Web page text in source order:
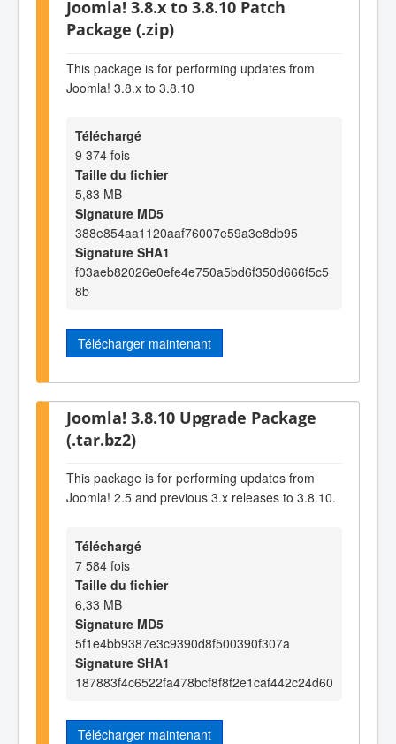
Joomla! 3.8.x to 3.8.10 Patch
Package (.zip)
This package is for performing updates from
Joomla! 3.8.x to 3.8.10
Téléchargé
9 374 fois
Taille du fichier
5,83 MB
Signature MD5
388e854aa1120aaf76007e59a3e8db95
Signature SHA1
f03aeb82026e0efe4e750a5bd6f350d666f5c5
8b
Télécharger maintenant
Joomla! 3.8.10 Upgrade Package
(.tar.bz2)
This package is for performing updates from
Joomla! 2.5 and previous 3.x releases to 3.8.10.
Téléchargé
7 584 fois
Taille du fichier
6,33 MB
Signature MD5
5f1e4bb9387e3c9390d8f500390f307a
Signature SHA1
187883f4c6522fa478bcf8f8f2e1caf442c24d60
Télécharger maintenant